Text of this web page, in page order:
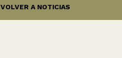
VOLVER A NOTICIAS